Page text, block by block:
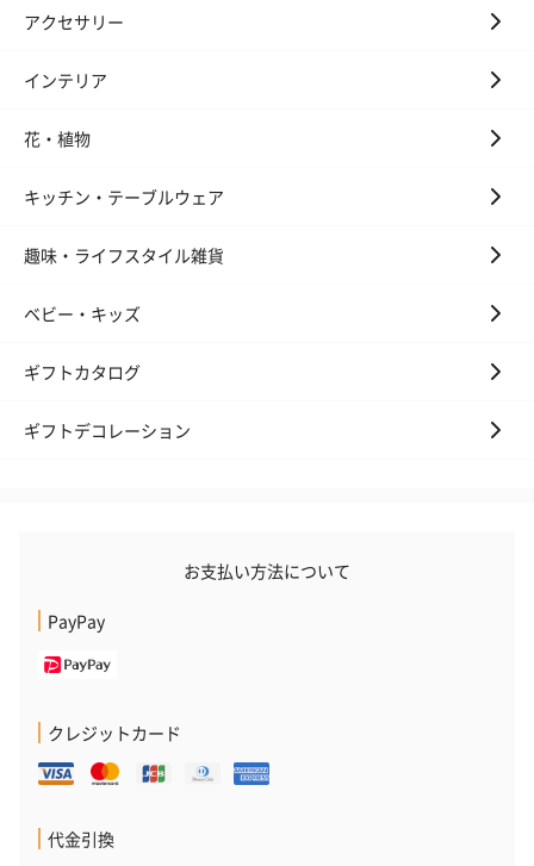
花束ハンドタオル（ピ
ンク）（1,760円）
花束ハンドタ
キャンドル・お香を同梱してお届けいたします。
フラッグカプセル：イ
ショートイン
お酒を同梱してお届けいたします。
※20歳未満の方への酒類の販売はいたしません。
アクセサリー
インテリア
花・植物
キッチン・テーブルウェア
趣味・ライフスタイル雑貨
ベビー・キッズ
ギフトカタログ
ギフトデコレーション
お支払い方法について
PayPay
クレジットカード
代金引換